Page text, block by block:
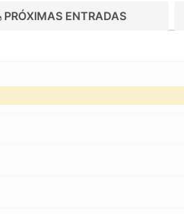
PRÓXIMAS ENTRADAS